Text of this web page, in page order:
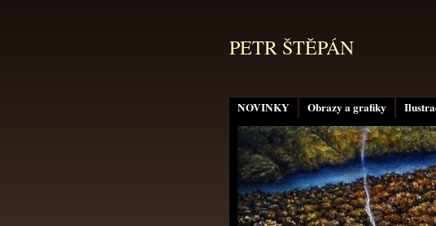
NOVINKY Obrazy a grafiky
PETR ŠTĚPÁN